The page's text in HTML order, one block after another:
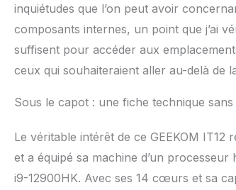
inquiétudes que l’on peut avoir
composants internes, un point que j’ai
suffisent pour accéder aux
ceux qui souhaiteraient aller au-delà de
Sous le capot : une fiche technique
Le véritable intérêt de ce GEEKOM IT12
et a équipé sa machine d’un
i9-12900HK. Avec ses 14 cœurs et sa